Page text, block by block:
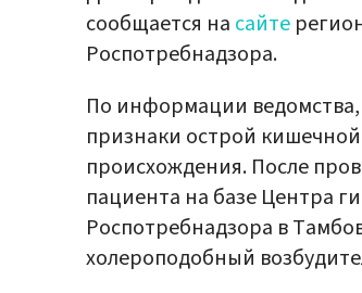
сообщается на сайте
Роспотребнадзора.
По информации
признаки острой
происхождения. После
пациента на базе Центра
Роспотребнадзора в
холероподобный